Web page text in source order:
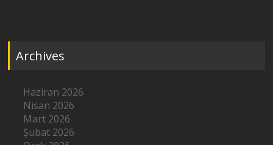
Archives
Haziran 2026
Nisan 2026
Mart 2026
Şubat 2026